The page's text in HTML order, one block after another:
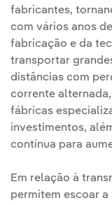
fabricantes,
com vários anos
fabricação e da
transportar
distâncias com
corrente
fábricas
investimentos,
contínua para
Em relação à
permitem escoar